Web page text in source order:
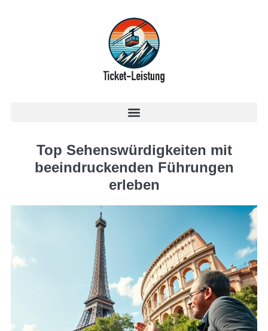
Top Sehenswürdigkeiten mit
beeindruckenden Führungen
erleben